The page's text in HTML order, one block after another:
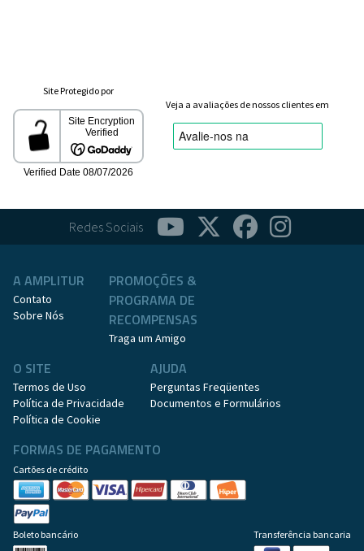
Site Protegido por
Veja a avaliações de nossos clientes em
Redes Sociais
A AMPLITUR
Contato
Sobre Nós
PROMOÇÕES &
PROGRAMA DE
RECOMPENSAS
Traga um Amigo
O SITE
Termos de Uso
Política de Privacidade
Política de Cookie
AJUDA
Perguntas Freqüentes
Documentos e Formulários
FORMAS DE PAGAMENTO
Cartões de crédito
Boleto bancário Transferência bancaria